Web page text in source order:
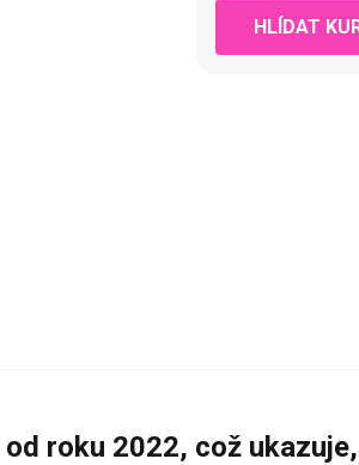
HLÍDAT
roku 2022, což